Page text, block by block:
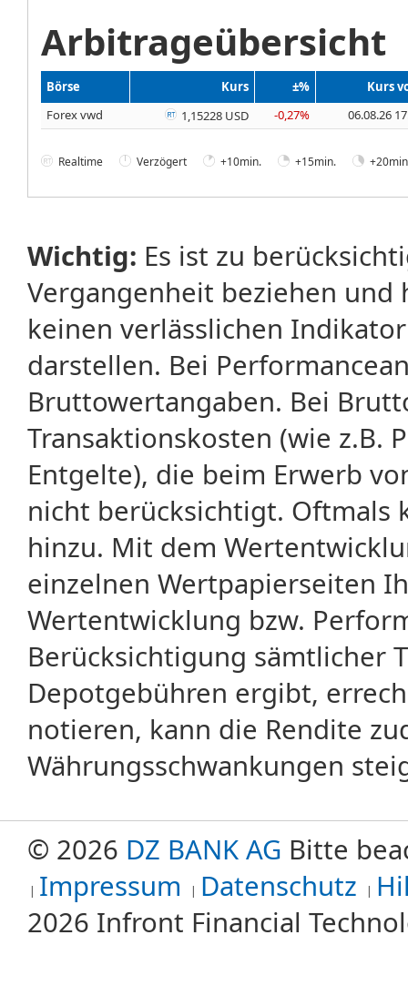
Arbitrageübersicht
Börse Kurs ±%
Kurs
Forex vwd
1,15228 USD -0,27% 06.08.26
Realtime Verzögert +10min. +15min.
Wichtig: Es ist zu
Vergangenheit beziehen
keinen verlässlichen
darstellen. Bei
Bruttowertangaben. Bei
Transaktionskosten (wie z.B.
Entgelte), die beim Erwerb
nicht berücksichtigt. Oftmals
hinzu. Mit dem
einzelnen Wertpapierseiten
Wertentwicklung bzw.
Berücksichtigung sämtlicher
Depotgebühren ergibt,
notieren, kann die Rendite
Währungsschwankungen
© 2026 DZ BANK AG Bitte
Impressum
Datenschutz
2026 Infront Financial